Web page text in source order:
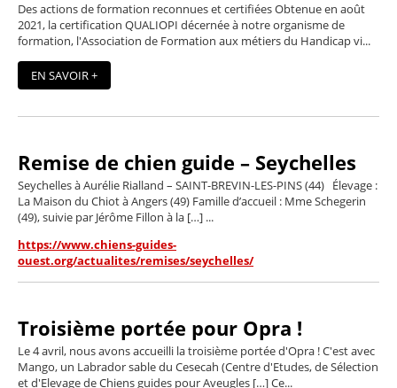
Des actions de formation reconnues et certifiées Obtenue en août
2021, la certification QUALIOPI décernée à notre organisme de
formation, l'Association de Formation aux métiers du Handicap vi...
EN SAVOIR +
Remise de chien guide – Seychelles
Seychelles à Aurélie Rialland – SAINT-BREVIN-LES-PINS (44) Élevage :
La Maison du Chiot à Angers (49) Famille d’accueil : Mme Schegerin
(49), suivie par Jérôme Fillon à la […] ...
https://www.chiens-guides-
ouest.org/actualites/remises/seychelles/
Troisième portée pour Opra !
Le 4 avril, nous avons accueilli la troisième portée d'Opra ! C'est avec
Mango, un Labrador sable du Cesecah (Centre d'Etudes, de Sélection
et d'Elevage de Chiens guides pour Aveugles […] Ce...